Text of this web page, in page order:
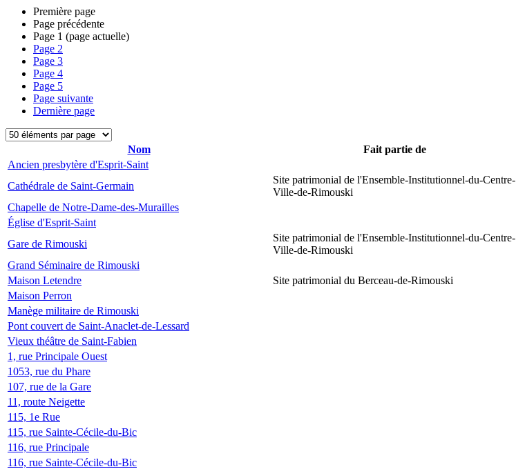
Première page
Page précédente
Page 1 (page actuelle)
Page 2
Page 3
Page 4
Page 5
Page suivante
Dernière page
Nom Fait partie de
Ancien presbytère d'Esprit-Saint
Cathédrale de Saint-Germain
Site patrimonial de l'Ensemble-Institutionnel-du-Centre-
Ville-de-Rimouski
Chapelle de Notre-Dame-des-Murailles
Église d'Esprit-Saint
Gare de Rimouski
Site patrimonial de l'Ensemble-Institutionnel-du-Centre-
Ville-de-Rimouski
Grand Séminaire de Rimouski
Maison Letendre
Site patrimonial du Berceau-de-Rimouski
Maison Perron
Manège militaire de Rimouski
Pont couvert de Saint-Anaclet-de-Lessard
Vieux théâtre de Saint-Fabien
1, rue Principale Ouest
1053, rue du Phare
107, rue de la Gare
11, route Neigette
115, 1e Rue
115, rue Sainte-Cécile-du-Bic
116, rue Principale
116, rue Sainte-Cécile-du-Bic